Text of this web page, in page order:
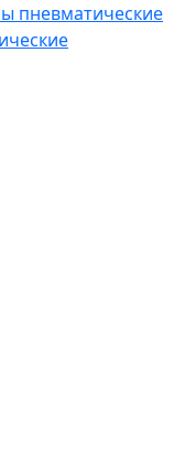
пневматические